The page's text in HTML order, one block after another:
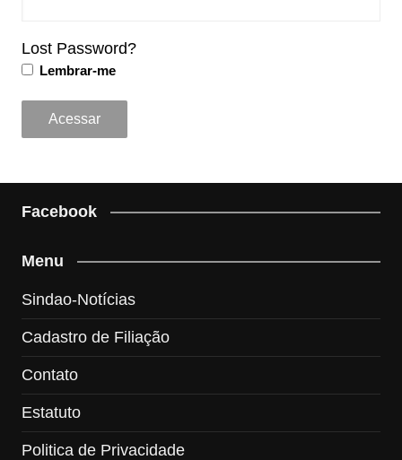
Lost Password?
Lembrar-me
Facebook
Menu
Sindao-Notícias
Cadastro de Filiação
Contato
Estatuto
Politica de Privacidade